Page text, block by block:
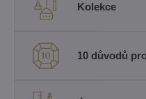
Kolekce
10 důvodů